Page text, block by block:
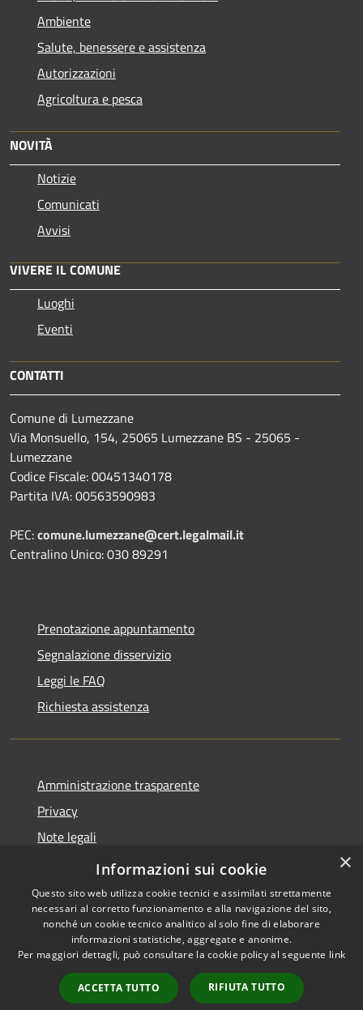
Ambiente
Salute, benessere e assistenza
Autorizzazioni
Agricoltura e pesca
NOVITÀ
Notizie
Comunicati
Avvisi
VIVERE IL COMUNE
Luoghi
Eventi
CONTATTI
Comune di Lumezzane
Via Monsuello, 154, 25065 Lumezzane BS - 25065 -
Lumezzane
Codice Fiscale: 00451340178
Partita IVA: 00563590983
PEC:comune.lumezzane@cert.legalmail.it
Centralino Unico: 030 89291
Prenotazione appuntamento
Segnalazione disservizio
Leggi le FAQ
Richiesta assistenza
Amministrazione trasparente
Privacy
Note legali
Dichiarazione di accessibilità
Accessibilità
Copyright © 2026 • Comune di
Lumezzane • Powered by
Municipium•
Accesso
redazione
×
Informazioni sui cookie
Questo sito web utilizza cookie tecnici e assimilati strettamente
necessari al corretto funzionamento e alla navigazione del sito,
nonché un cookie tecnico analitico al solo fine di elaborare
informazioni statistiche, aggregate e anonime.
Per maggiori dettagli, può consultare la cookie policy al seguente link
ACCETTA TUTTO RIFIUTA TUTTO